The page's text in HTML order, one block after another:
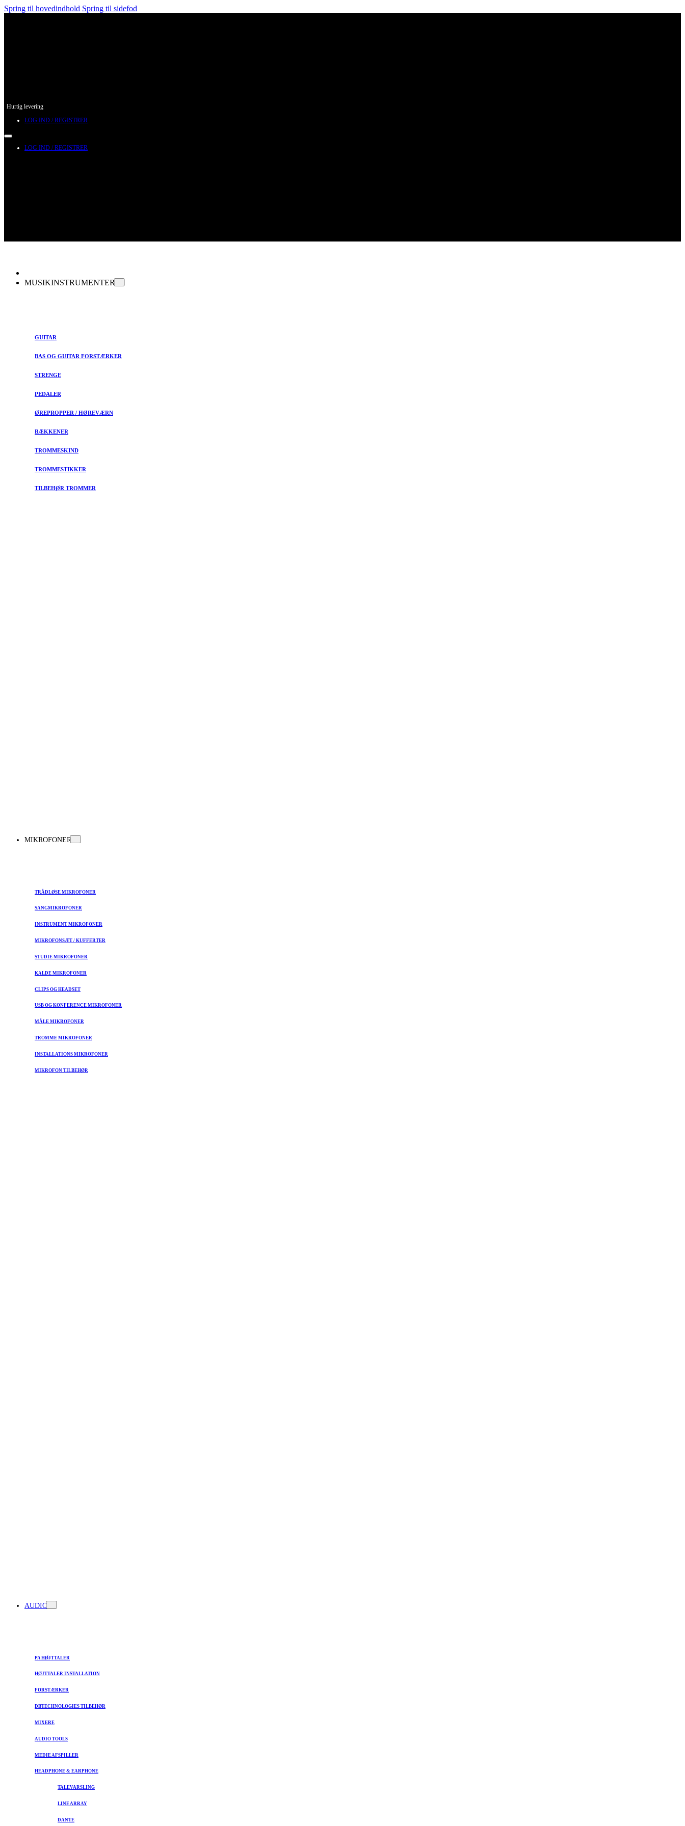
Spring til hovedindhold Spring til sidefod
Hurtig levering
LOG IND / REGISTRER
LOG IND / REGISTRER
MUSIKINSTRUMENTER
GUITAR
BAS OG GUITAR FORSTÆRKER
STRENGE
PEDALER
ØREPROPPER / HØREVÆRN
BÆKKENER
TROMMESKIND
TROMMESTIKKER
TILBEHØR TROMMER
MIKROFONER
TRÅDLØSE MIKROFONER
SANGMIKROFONER
INSTRUMENT MIKROFONER
MIKROFONSÆT / KUFFERTER
STUDIE MIKROFONER
KALDE MIKROFONER
CLIPS OG HEADSET
USB OG KONFERENCE MIKROFONER
MÅLE MIKROFONER
TROMME MIKROFONER
INSTALLATIONS MIKROFONER
MIKROFON TILBEHØR
AUDIO
PA HØJTTALER
HØJTTALER INSTALLATION
FORSTÆRKER
DBTECHNOLOGIES TILBEHØR
MIXERE
AUDIO TOOLS
MEDIE AFSPILLER
HEADPHONE & EARPHONE
TALEVARSLING
LINE ARRAY
DANTE